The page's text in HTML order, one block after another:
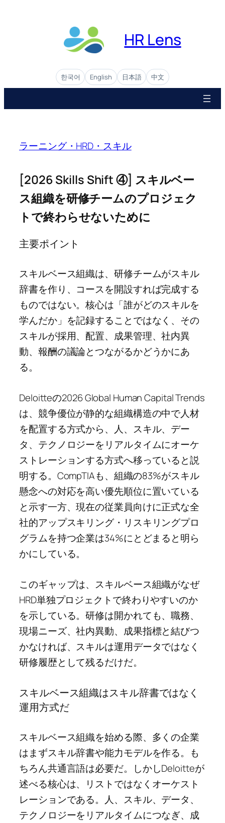
HR Lens
한국어 English 日本語 中文
ラーニング・HRD・スキル
[2026 Skills Shift ④] スキルベー
ス組織を研修チームのプロジェク
トで終わらせないために
主要ポイント
スキルベース組織は、研修チームがスキル
辞書を作り、コースを開設すれば完成する
ものではない。核心は「誰がどのスキルを
学んだか」を記録することではなく、その
スキルが採用、配置、成果管理、社内異
動、報酬の議論とつながるかどうかにあ
る。
Deloitteの2026 Global Human Capital Trends
は、競争優位が静的な組織構造の中で人材
を配置する方式から、人、スキル、デー
タ、テクノロジーをリアルタイムにオーケ
ストレーションする方式へ移っていると説
明する。CompTIAも、組織の83%がスキル
懸念への対応を高い優先順位に置いている
と示す一方、現在の従業員向けに正式な全
社的アップスキリング・リスキリングプロ
グラムを持つ企業は34%にとどまると明ら
かにしている。
このギャップは、スキルベース組織がなぜ
HRD単独プロジェクトで終わりやすいのか
を示している。研修は開かれても、職務、
現場ニーズ、社内異動、成果指標と結びつ
かなければ、スキルは運用データではなく
研修履歴として残るだけだ。
スキルベース組織はスキル辞書ではなく
運用方式だ
スキルベース組織を始める際、多くの企業
はまずスキル辞書や能力モデルを作る。も
ちろん共通言語は必要だ。しかしDeloitteが
述べる核心は、リストではなくオーケスト
レーションである。人、スキル、データ、
テクノロジーをリアルタイムにつなぎ、成